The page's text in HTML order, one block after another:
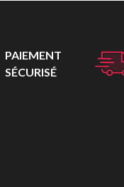
PAIEMENT
SÉCURISÉ